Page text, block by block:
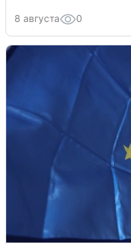
8 августа 0